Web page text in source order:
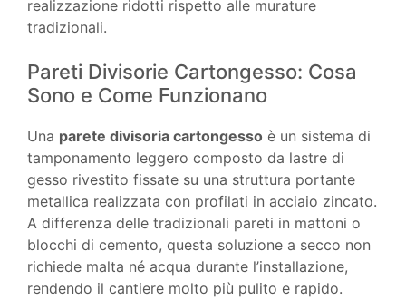
realizzazione ridotti rispetto alle murature
tradizionali.
Pareti Divisorie Cartongesso: Cosa
Sono e Come Funzionano
Una parete divisoria cartongesso è un sistema di
tamponamento leggero composto da lastre di
gesso rivestito fissate su una struttura portante
metallica realizzata con profilati in acciaio zincato.
A differenza delle tradizionali pareti in mattoni o
blocchi di cemento, questa soluzione a secco non
richiede malta né acqua durante l’installazione,
rendendo il cantiere molto più pulito e rapido.